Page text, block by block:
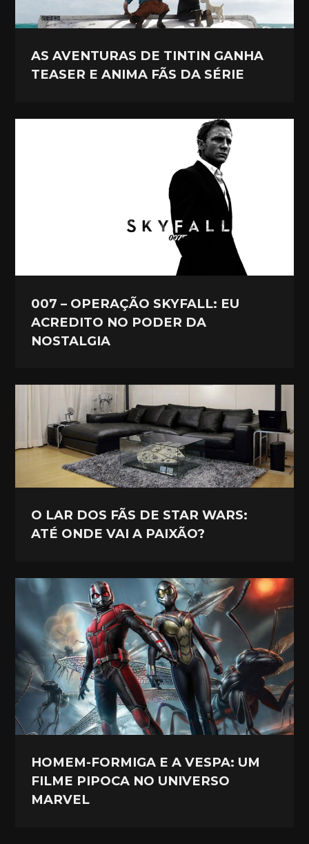
AS AVENTURAS DE TINTIN GANHA
TEASER E ANIMA FÃS DA SÉRIE
007 – OPERAÇÃO SKYFALL: EU
ACREDITO NO PODER DA
NOSTALGIA
O LAR DOS FÃS DE STAR WARS:
ATÉ ONDE VAI A PAIXÃO?
HOMEM-FORMIGA E A VESPA: UM
FILME PIPOCA NO UNIVERSO
MARVEL